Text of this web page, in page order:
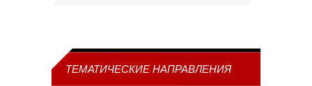
ТЕМАТИЧЕСКИЕ НАПРАВЛЕНИЯ